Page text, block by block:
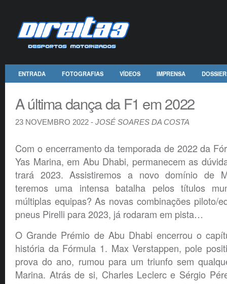
ENTRADA FOTOGRAFIAS VÍDEOS IMPRENSA
A última dança da F1 em 2022
23 NOVEMBRO 2022 - JOSÉ SOARES DA COSTA
Com o encerramento da temporada de 2022 da
Yas Marina, em Abu Dhabi, permanecem as
trará 2023. Assistiremos a novo domínio de
teremos uma intensa batalha pelos títulos
múltiplas equipas? As novas combinações piloto/
pneus Pirelli para 2023, já rodaram em pista…
O Grande Prémio de Abu Dhabi encerrou o
história da Fórmula 1. Max Verstappen, pole
prova do ano, rumou para um triunfo sem
Marina. Atrás de si, Charles Leclerc e Sérgio